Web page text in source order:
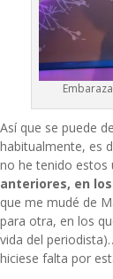
Así que se puede
habitualmente, es
no he tenido estos
anteriores, en
que me mudé de
para otra, en los
vida del
hiciese falta por